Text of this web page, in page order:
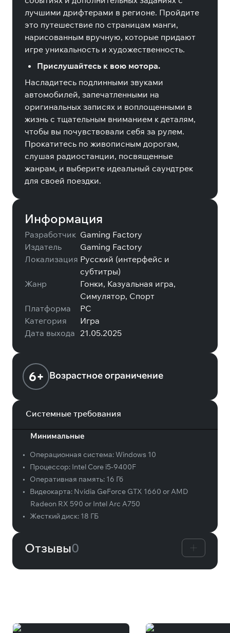
лучшими дрифтерами в регионе. Пройдите
это путешествие по страницам манги,
нарисованным вручную, которые придают
игре уникальность и художественность.
Прислушайтесь к вою мотора.
Насладитесь подлинными звуками
автомобилей, запечатленными на
оригинальных записях и воплощенными в
жизнь с тщательным вниманием к деталям,
чтобы вы почувствовали себя за рулем.
Прокатитесь по живописным дорогам,
слушая радиостанции, посвященные
жанрам, и выберите идеальный саундтрек
для своей поездки.
Информация
Разработчик Gaming Factory
Издатель
Gaming Factory
Локализация Русский (интерфейс и
субтитры)
Жанр
Гонки, Казуальная игра,
Симулятор, Спорт
Платформа
PC
Категория
Игра
Дата выхода 21.05.2025
6+ Возрастное ограничение
Системные требования
Минимальные
• Операционная система:Windows 10
•
Процессор: Intel Core i5-9400F
•
Оперативная память: 16 Гб
•
Видеокарта: Nvidia GeForce GTX 1660 or AMD
Radeon RX 590 or Intel Arc A750
•
Жесткий диск: 18 ГБ
Отзывы0